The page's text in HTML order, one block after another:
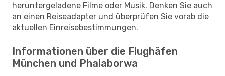
heruntergeladene Filme oder Musik. Denken Sie auch
an einen Reiseadapter und überprüfen Sie vorab die
aktuellen Einreisebestimmungen.
Informationen über die Flughäfen
München und Phalaborwa